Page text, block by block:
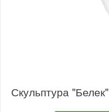
Скульптура "Белек"